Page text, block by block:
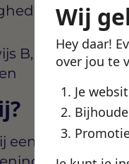
Wij
Hey daar!
over jou te
Je
en kunt
B, zodat je
een